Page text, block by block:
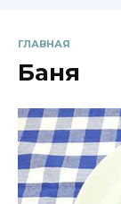
ГЛАВНАЯ
Баня